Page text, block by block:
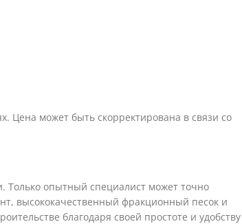
Цена может быть скорректирована в связи со
Только опытный специалист может точно
высококачественный фракционный песок и
благодаря своей простоте и удобству